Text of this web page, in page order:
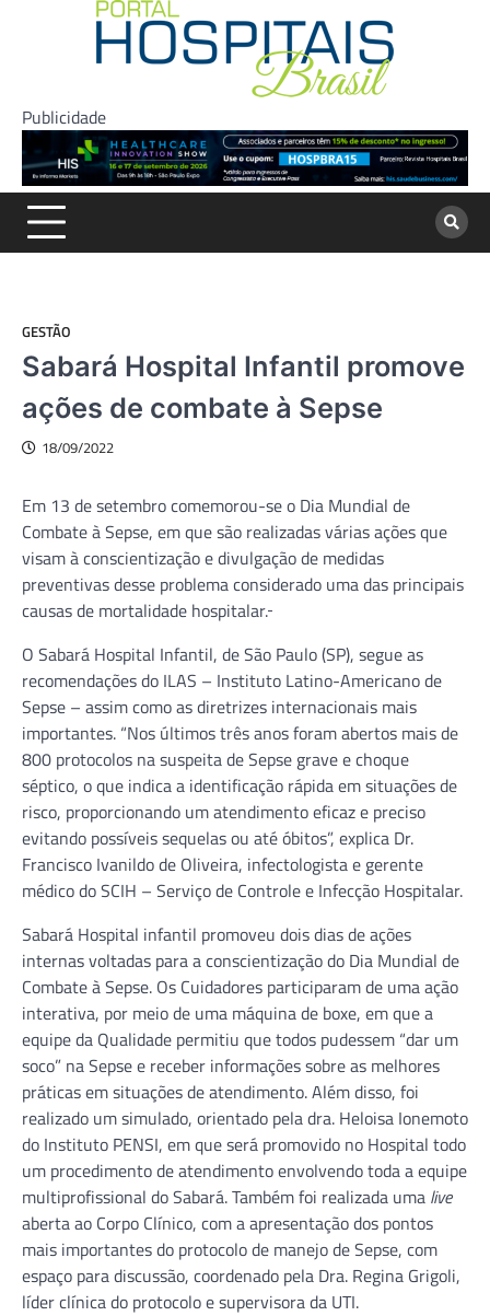
Publicidade
GESTÃO
Sabará Hospital Infantil promove
ações de combate à Sepse
18/09/2022
Em 13 de setembro comemorou-se o Dia Mundial de
Combate à Sepse, em que são realizadas várias ações que
visam à conscientização e divulgação de medidas
preventivas desse problema considerado uma das principais
causas de mortalidade hospitalar.
O Sabará Hospital Infantil, de São Paulo (SP), segue as
recomendações do ILAS – Instituto Latino-Americano de
Sepse – assim como as diretrizes internacionais mais
importantes. “Nos últimos três anos foram abertos mais de
800 protocolos na suspeita de Sepse grave e choque
séptico, o que indica a identificação rápida em situações de
risco, proporcionando um atendimento eficaz e preciso
evitando possíveis sequelas ou até óbitos”, explica Dr.
Francisco Ivanildo de Oliveira, infectologista e gerente
médico do SCIH – Serviço de Controle e Infecção Hospitalar.
Sabará Hospital infantil promoveu dois dias de ações
internas voltadas para a conscientização do Dia Mundial de
Combate à Sepse. Os Cuidadores participaram de uma ação
interativa, por meio de uma máquina de boxe, em que a
equipe da Qualidade permitiu que todos pudessem “dar um
soco” na Sepse e receber informações sobre as melhores
práticas em situações de atendimento. Além disso, foi
realizado um simulado, orientado pela dra. Heloisa Ionemoto
do Instituto PENSI, em que será promovido no Hospital todo
um procedimento de atendimento envolvendo toda a equipe
multiprofissional do Sabará. Também foi realizada uma live
aberta ao Corpo Clínico, com a apresentação dos pontos
mais importantes do protocolo de manejo de Sepse, com
espaço para discussão, coordenado pela Dra. Regina Grigoli,
líder clínica do protocolo e supervisora da UTI.